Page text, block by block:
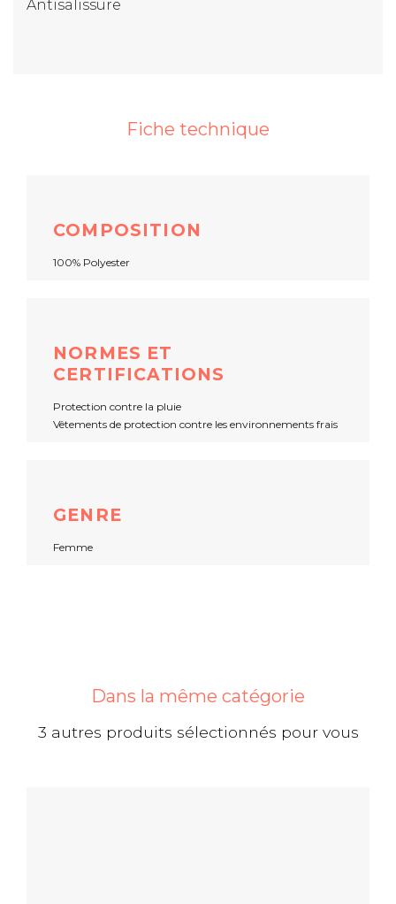
Antisalissure
Fiche technique
COMPOSITION
100% Polyester
NORMES ET
CERTIFICATIONS
Protection contre la pluie
Vêtements de protection contre les environnements frais
GENRE
Femme
Dans la même catégorie
3 autres produits sélectionnés pour vous